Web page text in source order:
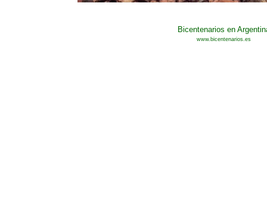
Bicentenarios en
www.bicentenarios.es